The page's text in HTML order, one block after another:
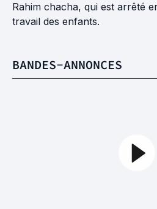
Rahim chacha, qui est arrêté
travail des enfants.
BANDES-ANNONCES